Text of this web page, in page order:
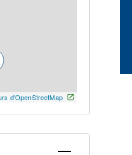
d'OpenStreetMap